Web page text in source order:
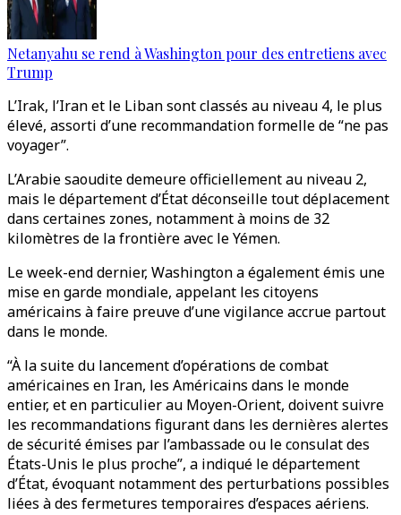
Netanyahu se rend à Washington pour des entretiens avec
Trump
L’Irak, l’Iran et le Liban sont classés au niveau 4, le plus
élevé, assorti d’une recommandation formelle de “ne pas
voyager”.
L’Arabie saoudite demeure officiellement au niveau 2,
mais le département d’État déconseille tout déplacement
dans certaines zones, notamment à moins de 32
kilomètres de la frontière avec le Yémen.
Le week-end dernier, Washington a également émis une
mise en garde mondiale, appelant les citoyens
américains à faire preuve d’une vigilance accrue partout
dans le monde.
“À la suite du lancement d’opérations de combat
américaines en Iran, les Américains dans le monde
entier, et en particulier au Moyen-Orient, doivent suivre
les recommandations figurant dans les dernières alertes
de sécurité émises par l’ambassade ou le consulat des
États-Unis le plus proche”, a indiqué le département
d’État, évoquant notamment des perturbations possibles
liées à des fermetures temporaires d’espaces aériens.